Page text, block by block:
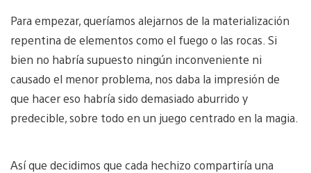
Para empezar, queríamos alejarnos de la materialización
repentina de elementos como el fuego o las rocas. Si
bien no habría supuesto ningún inconveniente ni
causado el menor problema, nos daba la impresión de
que hacer eso habría sido demasiado aburrido y
predecible, sobre todo en un juego centrado en la magia.
Así que decidimos que cada hechizo compartiría una